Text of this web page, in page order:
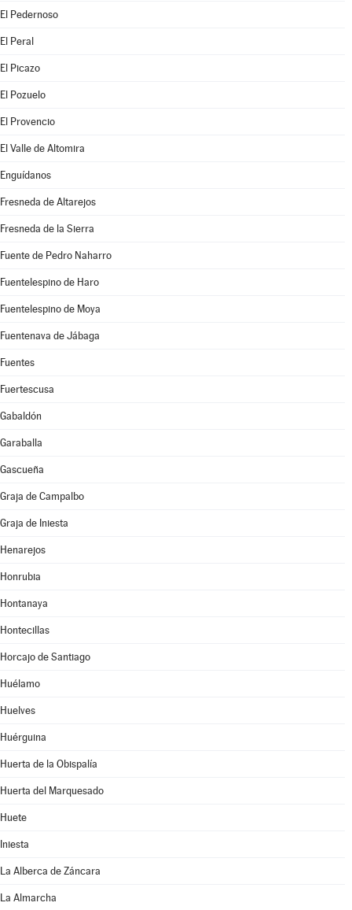
El Pedernoso
El Peral
El Picazo
El Pozuelo
El Provencio
El Valle de Altomira
Enguídanos
Fresneda de Altarejos
Fresneda de la Sierra
Fuente de Pedro Naharro
Fuentelespino de Haro
Fuentelespino de Moya
Fuentenava de Jábaga
Fuentes
Fuertescusa
Gabaldón
Garaballa
Gascueña
Graja de Campalbo
Graja de Iniesta
Henarejos
Honrubia
Hontanaya
Hontecillas
Horcajo de Santiago
Huélamo
Huelves
Huérguina
Huerta de la Obispalía
Huerta del Marquesado
Huete
Iniesta
La Alberca de Záncara
La Almarcha